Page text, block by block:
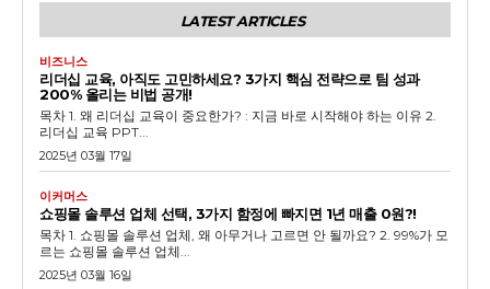
LATEST ARTICLES
비즈니스
리더십 교육, 아직도 고민하세요? 3가지 핵심 전략으로 팀 성과
200% 올리는 비법 공개!
목차 1. 왜 리더십 교육이 중요한가? : 지금 바로 시작해야 하는 이유 2.
리더십 교육 PPT...
2025년 03월 17일
이커머스
쇼핑몰 솔루션 업체 선택, 3가지 함정에 빠지면 1년 매출 0원?!
목차 1. 쇼핑몰 솔루션 업체, 왜 아무거나 고르면 안 될까요? 2. 99%가 모
르는 쇼핑몰 솔루션 업체...
2025년 03월 16일